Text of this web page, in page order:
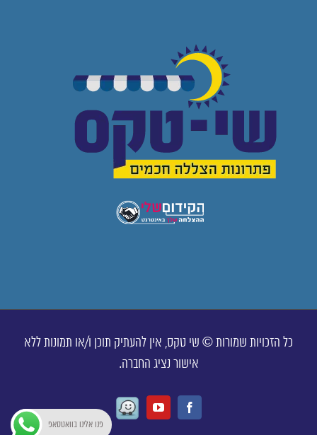
כל הזכויות שמורות © שי טקס, אין להעתיק תוכן ו/או תמונות ללא
אישור נציג החברה.
Facebook
Youtube
Waze
פנו אלינו בוואטסאפ